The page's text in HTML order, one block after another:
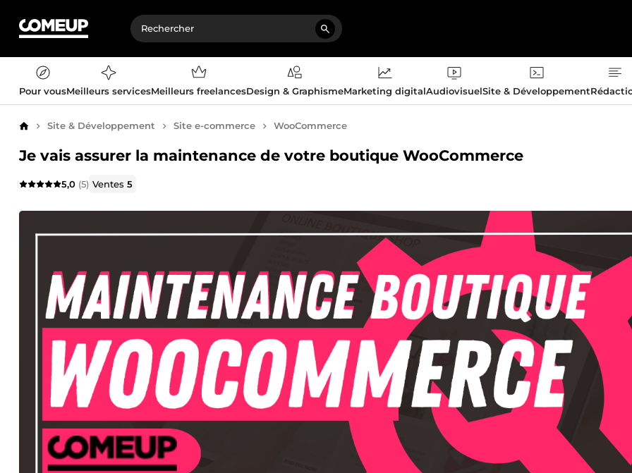
Pour vousMeilleurs servicesMeilleurs freelancesDesign & GraphismeMarketing digitalAudiovisuelSite & Développement
AccueilSite & Développement Site e-commerce WooCommerce
Je vais assurer la maintenance de votre boutique WooCommerce
5,0 (5) Ventes5